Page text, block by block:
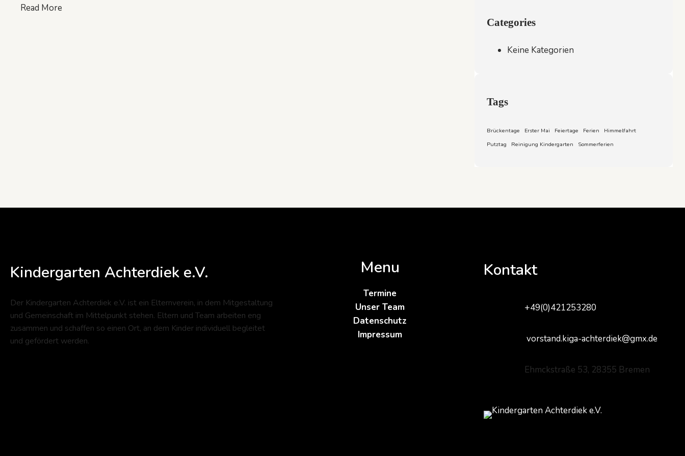
Read More
Categories
Keine Kategorien
Tags
Brückentage Erster Mai Feiertage Ferien
Himmelfahrt
Putztag
Reinigung Kindergarten Sommerferien
Kindergarten Achterdiek e.V.
Der Kindergarten Achterdiek e.V. ist ein Elternverein, in dem Mitgestaltung
und Gemeinschaft im Mittelpunkt stehen. Eltern und Team arbeiten eng
zusammen und schaffen so einen Ort, an dem Kinder individuell begleitet
und gefördert werden.
Menu
Termine
Unser Team
Datenschutz
Impressum
Kontakt
+49(0)421253280
vorstand.kiga-achterdiek@gmx.de
Ehmckstraße 53, 28355 Bremen